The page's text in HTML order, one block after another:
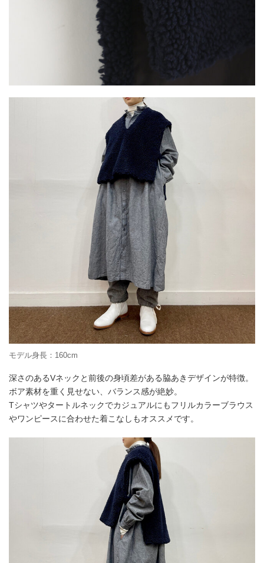
モデル身長：160cm
深さのあるVネックと前後の身頃差がある脇あきデザインが特徴。
ボア素材を重く見せない、バランス感が絶妙。
Tシャツやタートルネックでカジュアルにもフリルカラーブラウス
やワンピースに合わせた着こなしもオススメです。